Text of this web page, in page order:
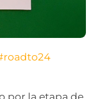
por la etapa de